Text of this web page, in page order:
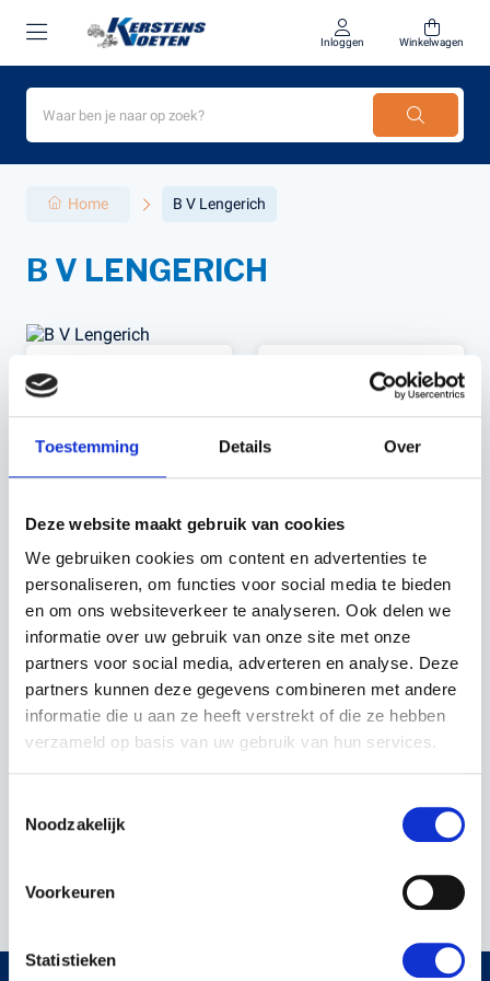
Toestemming Details Over
Deze website maakt gebruik van cookies
We gebruiken cookies om content en advertenties te
personaliseren, om functies voor social media te bieden
en om ons websiteverkeer te analyseren. Ook delen we
informatie over uw gebruik van onze site met onze
partners voor social media, adverteren en analyse. Deze
partners kunnen deze gegevens combineren met andere
informatie die u aan ze heeft verstrekt of die ze hebben
verzameld op basis van uw gebruik van hun services.
Noodzakelijk
Voorkeuren
Statistieken
Inloggen Winkelwagen
Home B V Lengerich
B V LENGERICH
Sorteer
B V LENGERICH V-MIX
10 FIL PLUS 10
.